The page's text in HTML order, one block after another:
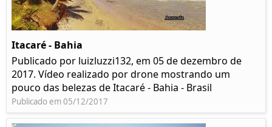
Itacaré - Bahia
Publicado por luizluzzi132, em 05 de dezembro de
2017. Vídeo realizado por drone mostrando um
pouco das belezas de Itacaré - Bahia - Brasil
Publicado em 05/12/2017